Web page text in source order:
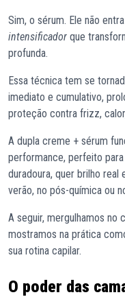
Sim, o sérum. Ele não
intensificador que
profunda.
Essa técnica tem se
imediato e cumulativo,
proteção contra frizz,
A dupla creme + sérum
performance, perfeito
duradoura, quer brilho
verão, no pós-química ou
A seguir, mergulhamos no
mostramos na prática
sua rotina capilar.
O poder das